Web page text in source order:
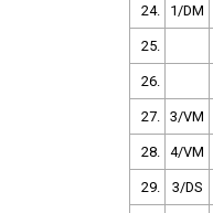
24. 1/DM
25.
26.
27. 3/VM
28. 4/VM
29. 3/DS